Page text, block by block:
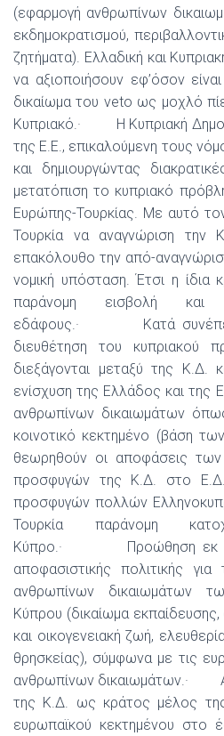
(εφαρμογή ανθρωπίνων
εκδημοκρατισμού,
ζητήματα). Ελλαδική και
να αξιοποιήσουν εφ’όσον
δικαίωμα του veto ως μοχλό
Κυπριακό.· Η Κυπριακή
της Ε.Ε., επικαλούμενη τους
και δημιουργώντας
μετατόπιση το κυπριακό
Ευρώπης-Τουρκίας. Με αυτό
Τουρκία να αναγνώριση την
επακόλουθο την από-
νομική υπόσταση. Έτσι η ίδια
παράνομη εισβολή και
εδάφους.· Κατά συνέπεια
διευθέτηση του κυπριακού
διεξάγονται μεταξύ της Κ.Δ.
ενίσχυση της Ελλάδος και της
ανθρωπίνων δικαιωμάτων
κοινοτικό κεκτημένο (βάση
θεωρηθούν οι αποφάσεις
προσφυγών της Κ.Δ. στο
προσφυγών πολλών
Τουρκία παράνομη
Κύπρο.· Προώθηση εκ
αποφασιστικής πολιτικής
ανθρωπίνων δικαιωμάτων
Κύπρου (δικαίωμα
και οικογενειακή ζωή,
θρησκείας), σύμφωνα με τις
ανθρωπίνων δικαιωμάτων.·
της Κ.Δ. ως κράτος μέλος
ευρωπαϊκού κεκτημένου στο